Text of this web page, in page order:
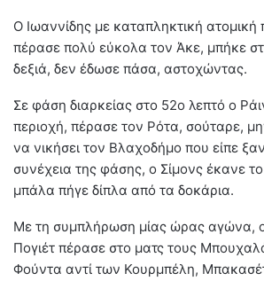
Ο Ιωαννίδης με καταπληκτική ατομική
πέρασε πολύ εύκολα τον Άκε, μπήκε
δεξιά, δεν έδωσε πάσα, αστοχώντας.
Σε φάση διαρκείας στο 52ο λεπτό ο
περιοχή, πέρασε τον Ρότα, σούταρε,
να νικήσει τον Βλαχοδήμο που είπε
συνέχεια της φάσης, ο Σίμονς έκανε
μπάλα πήγε δίπλα από τα δοκάρια.
Με τη συμπλήρωση μίας ώρας αγώνα,
Πογιέτ πέρασε στο ματς τους
Φούντα αντί των Κουρμπέλη,